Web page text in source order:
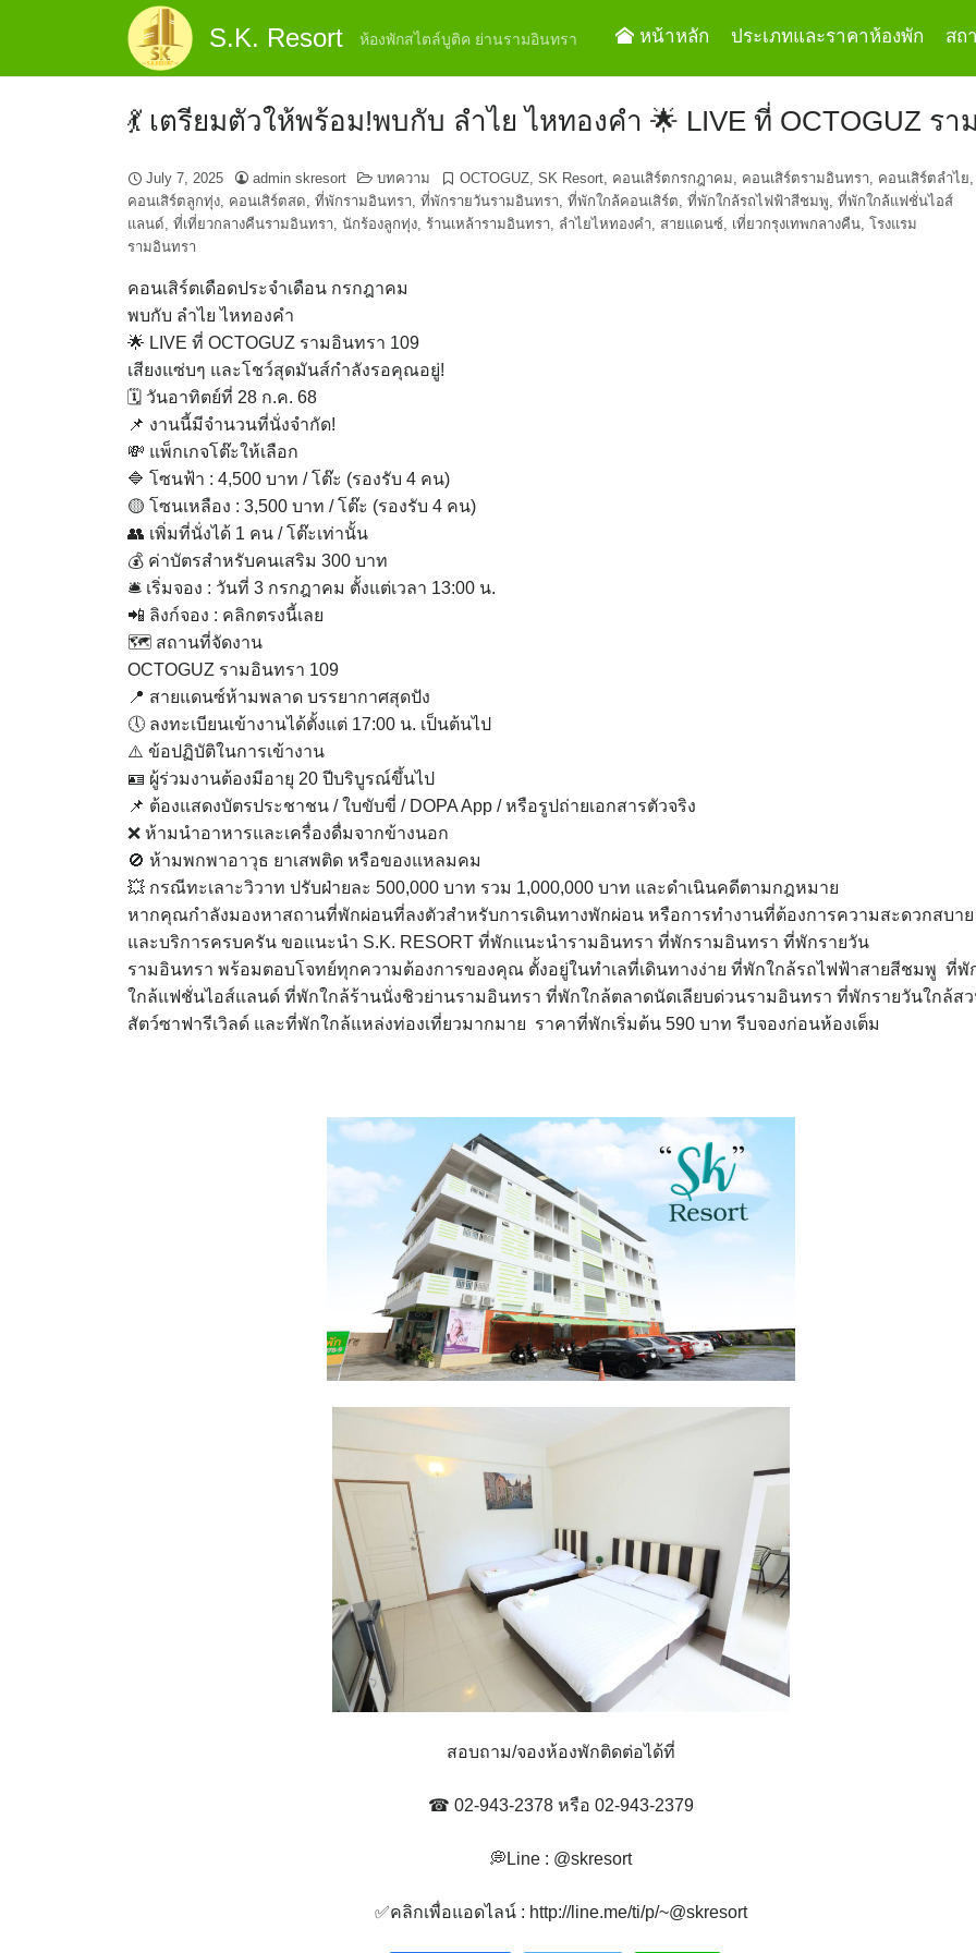
S.K. Resort ห้องพักสไตล์บูติค ย่านรามอินทรา หน้าหลัก ประเภทและราคาห้องพัก สถ
💃 เตรียมตัวให้พร้อม!พบกับ ลำไย ไหทองคำ 🌟 LIVE ที่ OCTOGUZ รา
July 7, 2025 admin skresort บทความ OCTOGUZ, SK Resort, คอนเสิร์ตกรกฎาคม, คอนเสิร์ตรามอินทรา, คอนเสิร์ตลำไย,
คอนเสิร์ตลูกทุ่ง, คอนเสิร์ตสด, ที่พักรามอินทรา, ที่พักรายวันรามอินทรา, ที่พักใกล้คอนเสิร์ต, ที่พักใกล้รถไฟฟ้าสีชมพู, ที่พักใกล้แฟชั่นไอส์
แลนด์, ที่เที่ยวกลางคืนรามอินทรา, นักร้องลูกทุ่ง, ร้านเหล้ารามอินทรา, ลำไยไหทองคำ, สายแดนซ์, เที่ยวกรุงเทพกลางคืน, โรงแรม
รามอินทรา
คอนเสิร์ตเดือดประจำเดือน กรกฎาคม
พบกับ ลำไย ไหทองคำ
🌟 LIVE ที่ OCTOGUZ รามอินทรา 109
เสียงแซ่บๆ และโชว์สุดมันส์กำลังรอคุณอยู่!
🗓 วันอาทิตย์ที่ 28 ก.ค. 68
📌 งานนี้มีจำนวนที่นั่งจำกัด!
💸 แพ็กเกจโต๊ะให้เลือก
🔷 โซนฟ้า : 4,500 บาท / โต๊ะ (รองรับ 4 คน)
🟡 โซนเหลือง : 3,500 บาท / โต๊ะ (รองรับ 4 คน)
👥 เพิ่มที่นั่งได้ 1 คน / โต๊ะเท่านั้น
💰 ค่าบัตรสำหรับคนเสริม 300 บาท
🛎 เริ่มจอง : วันที่ 3 กรกฎาคม ตั้งแต่เวลา 13:00 น.
📲 ลิงก์จอง : คลิกตรงนี้เลย
🗺 สถานที่จัดงาน
OCTOGUZ รามอินทรา 109
📍 สายแดนซ์ห้ามพลาด บรรยากาศสุดปัง
🕔 ลงทะเบียนเข้างานได้ตั้งแต่ 17:00 น. เป็นต้นไป
⚠️ ข้อปฏิบัติในการเข้างาน
🪪 ผู้ร่วมงานต้องมีอายุ 20 ปีบริบูรณ์ขึ้นไป
📌 ต้องแสดงบัตรประชาชน / ใบขับขี่ / DOPA App / หรือรูปถ่ายเอกสารตัวจริง
❌ ห้ามนำอาหารและเครื่องดื่มจากข้างนอก
🚫 ห้ามพกพาอาวุธ ยาเสพติด หรือของแหลมคม
💥 กรณีทะเลาะวิวาท ปรับฝ่ายละ 500,000 บาท รวม 1,000,000 บาท และดำเนินคดีตามกฎหมาย
หากคุณกำลังมองหาสถานที่พักผ่อนที่ลงตัวสำหรับการเดินทางพักผ่อน หรือการทำงานที่ต้องการความสะดวกสบาย
และบริการครบครัน ขอแนะนำ S.K. RESORT ที่พักแนะนำรามอินทรา ที่พักรามอินทรา ที่พักรายวัน
รามอินทรา พร้อมตอบโจทย์ทุกความต้องการของคุณ ตั้งอยู่ในทำเลที่เดินทางง่าย ที่พักใกล้รถไฟฟ้าสายสีชมพู ที่พั
ใกล้แฟชั่นไอส์แลนด์ ที่พักใกล้ร้านนั่งชิวย่านรามอินทรา ที่พักใกล้ตลาดนัดเลียบด่วนรามอินทรา ที่พักรายวันใกล้ส
สัตว์ซาฟารีเวิลด์ และที่พักใกล้แหล่งท่องเที่ยวมากมาย ราคาที่พักเริ่มต้น 590 บาท รีบจองก่อนห้องเต็ม
สอบถาม/จองห้องพักติดต่อได้ที่
☎ 02-943-2378 หรือ 02-943-2379
💭Line : @skresort
✅คลิกเพื่อแอดไลน์ : http://line.me/ti/p/~@skresort